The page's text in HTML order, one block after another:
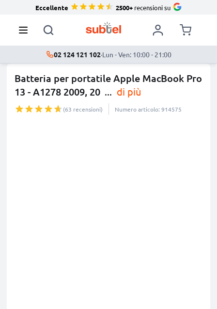
Eccellente 2500+recensioni su
02 124 121 102·Lun - Ven: 10:00 - 21:00
Batteria per portatile Apple MacBook Pro
13 - A1278 2009, 20 ... di più
(63 recensioni) Numero articolo: 914575